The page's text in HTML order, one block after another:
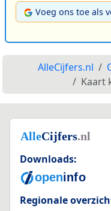
Voeg ons toe als
AlleCijfers.nl
Kaart
Downloads:
Regionale